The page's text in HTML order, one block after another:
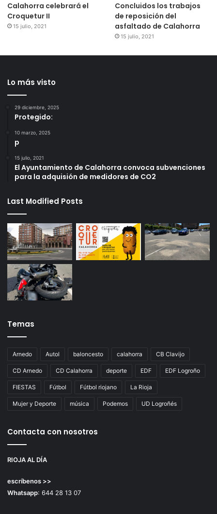
Calahorra celebrará el
Croquetur II
15 julio, 2021
Concluidos los trabajos
de reposición del
asfaltado de Calahorra
15 julio, 2021
Lo más visto
29 diciembre, 2025
Protegido:
10 marzo, 2025
p
15 julio, 2021
El Ayuntamiento de Calahorra convoca subvenciones
para la adquisión de medidores de CO2
Last Modified Posts
Temas
Arnedo Autol baloncesto calahorra CB Clavijo
CD Arnedo CD Calahorra deporte EDF EDF Logroño
FIESTAS Fútbol Fútbol riojano La Rioja
Mujer y Deporte música Podemos UD Logroñés
Contacta con nosotros
RIOJA AL DÍA
escríbenos >>
Whatsapp: 644 28 13 07